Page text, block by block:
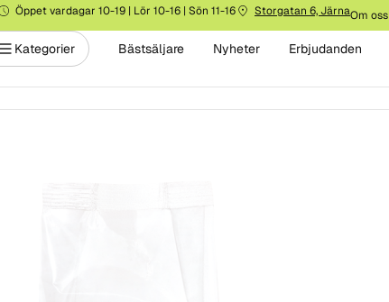
Öppet vardagar 10-19 | Lör 10-16 | Sön 11-16 Storgatan 6, JärnaOm oss
Kategorier Bästsäljare Nyheter Erbjudanden